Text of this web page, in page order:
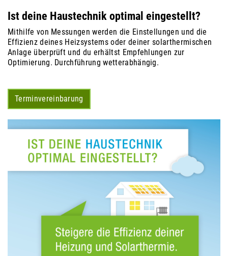
Ist deine Haustechnik optimal eingestellt?
Mithilfe von Messungen werden die Einstellungen und die
Effizienz deines Heizsystems oder deiner solarthermischen
Anlage überprüft und du erhältst Empfehlungen zur
Optimierung. Durchführung wetterabhängig.
Terminvereinbarung